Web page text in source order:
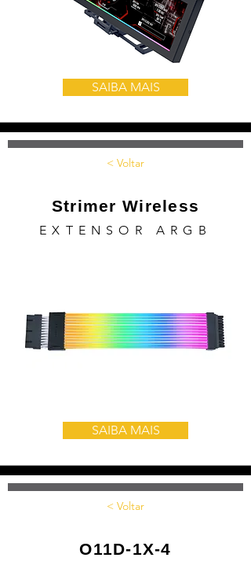
SAIBA MAIS
< Voltar
Strimer Wireless
EXTENSOR ARGB
SAIBA MAIS
< Voltar
O11D-1X-4